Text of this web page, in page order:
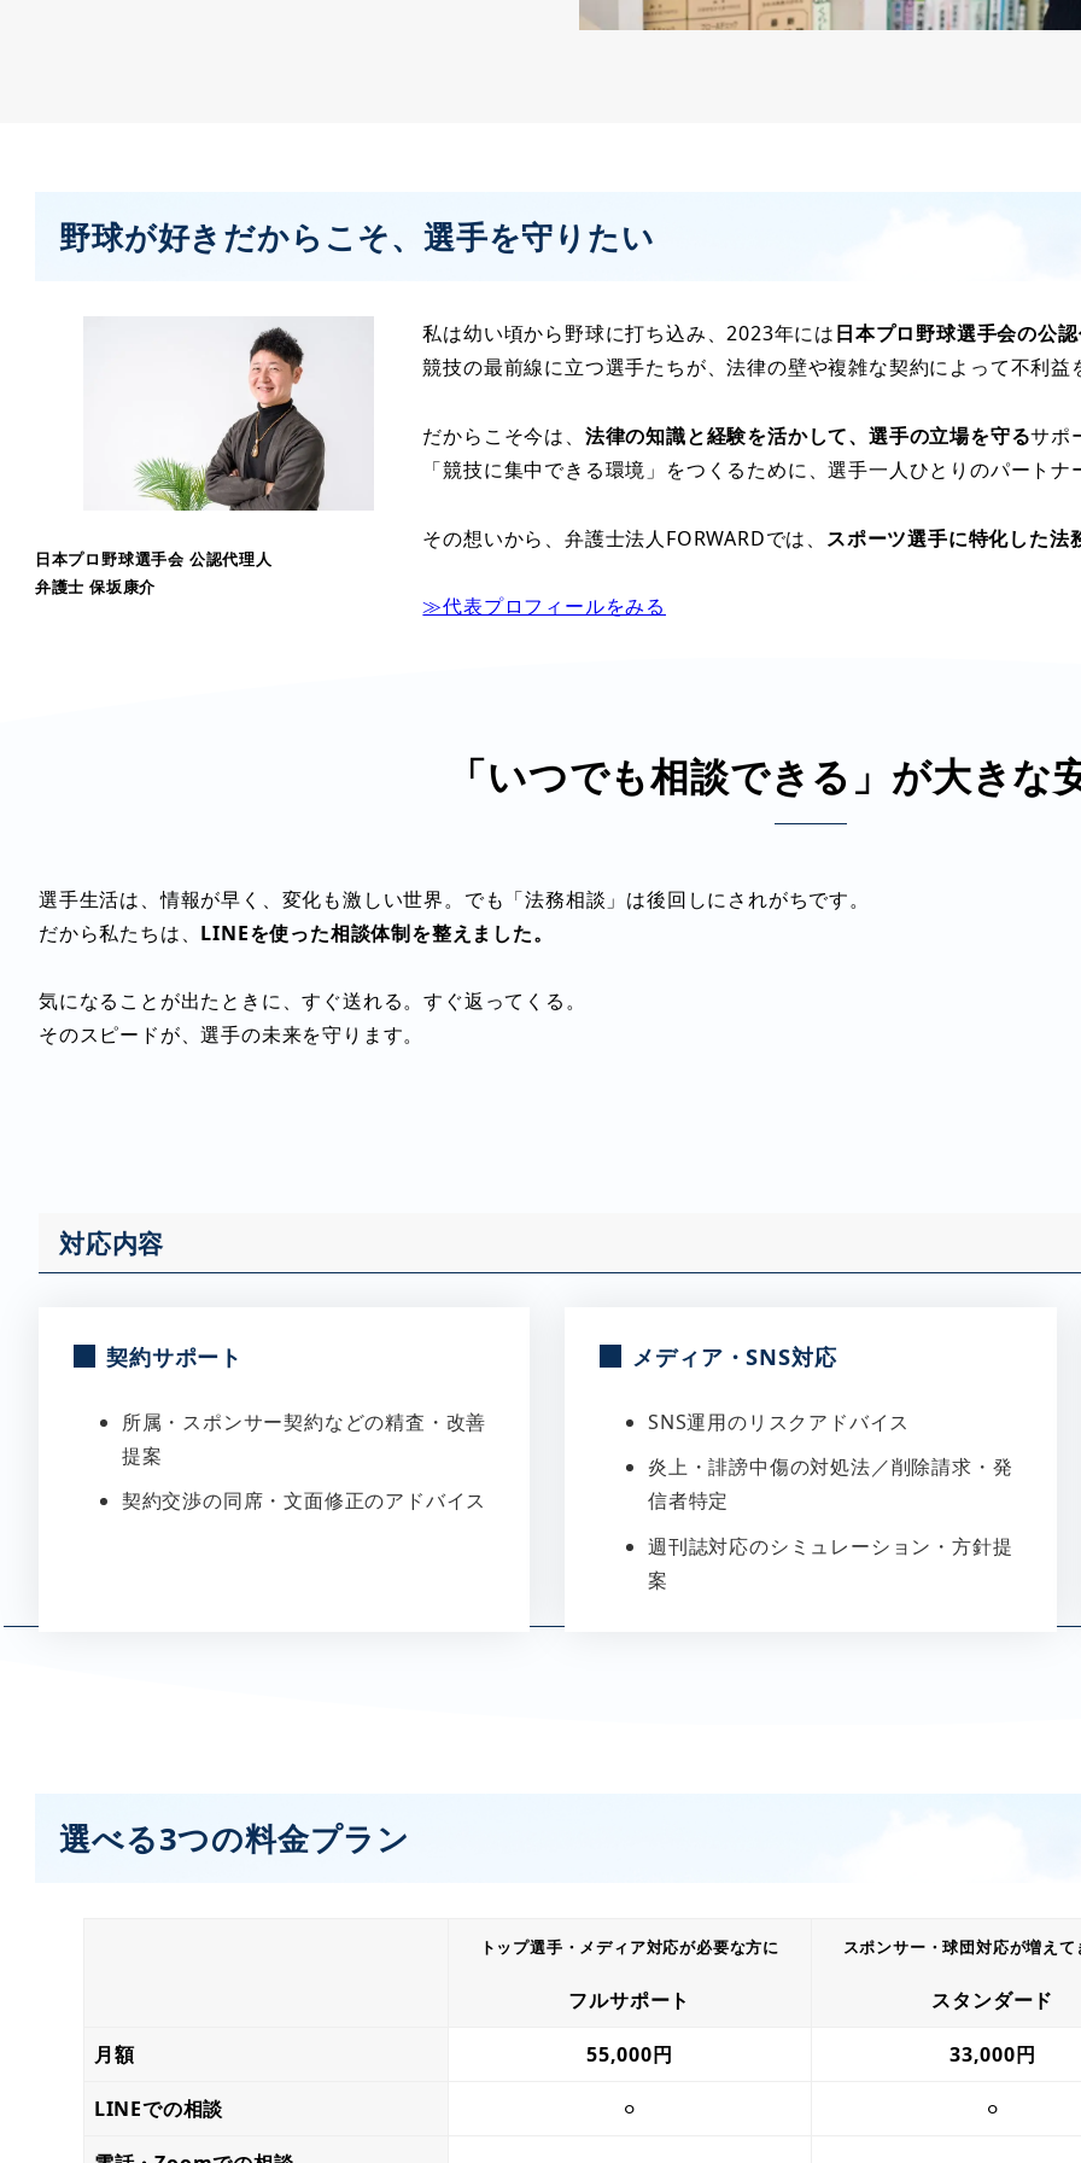
野球が好きだからこそ、選手を守りたい
日本プロ野球選手会 公認代理人
弁護士 保坂康介
私は幼い頃から野球に打ち込み、2023年には日本プロ野球選手会の公
競技の最前線に立つ選手たちが、法律の壁や複雑な契約によって不利
だからこそ今は、 法律の知識と経験を活かして、選手の立場を守るサポ
「競技に集中できる環境」をつくるために、選手一人ひとりのパート
その想いから、弁護士法人FORWARDでは、 スポーツ選手に特化した法
≫代表プロフィールをみる
「いつでも相談できる」が大きな
選手生活は、情報が早く、変化も激しい世界。でも「法務相談」は後回しにされがちです。
だから私たちは、 LINEを使った相談体制を整えました。
気になることが出たときに、すぐ送れる。すぐ返ってくる。
そのスピードが、選手の未来を守ります。
対応内容
契約サポート
所属・スポンサー契約などの精査・改善
提案
契約交渉の同席・文面修正のアドバイス
メディア・SNS対応
SNS運用のリスクアドバイス
炎上・誹謗中傷の対処法／削除請求・発
信者特定
週刊誌対応のシミュレーション・方針提
案
選べる3つの料金プラン
トップ選手・メディア対応が必要な方に スポンサー・球団対応が増え
フルサポート スタンダード
月額 55,000円 33,000円
LINEでの相談 ⚪︎ ⚪︎